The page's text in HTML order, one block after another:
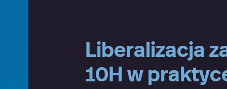
Liberalizacja
10H w